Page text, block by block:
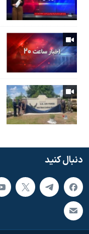
دنبال کنید